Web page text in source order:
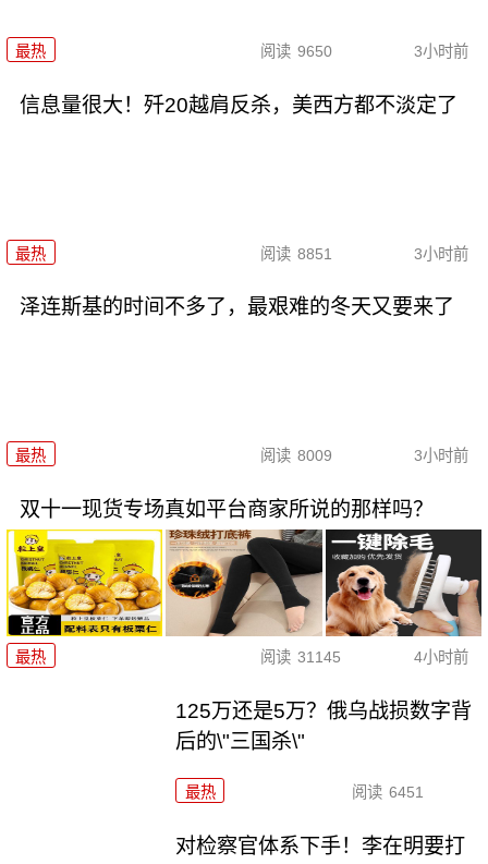
最热 阅读 9650 3小时前
信息量很大！歼20越肩反杀，美西方都不淡定了
最热 阅读 8851 3小时前
泽连斯基的时间不多了，最艰难的冬天又要来了
最热 阅读 8009 3小时前
双十一现货专场真如平台商家所说的那样吗？
最热 阅读 31145 4小时前
125万还是5万？俄乌战损数字背
后的\"三国杀\"
最热 阅读 6451
对检察官体系下手！李在明要打